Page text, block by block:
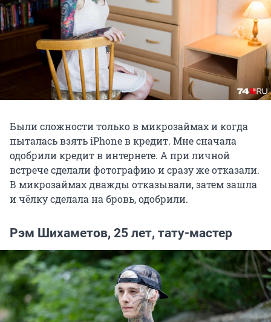
Были сложности только в микрозаймах и когда
пыталась взять iPhone в кредит. Мне сначала
одобрили кредит в интернете. А при личной
встрече сделали фотографию и сразу же отказали.
В микрозаймах дважды отказывали, затем зашла
и чёлку сделала на бровь, одобрили.
Рэм Шихаметов, 25 лет, тату-мастер